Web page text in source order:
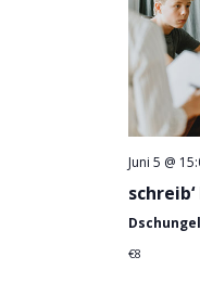
Juni 5 @
schreib‘
€8